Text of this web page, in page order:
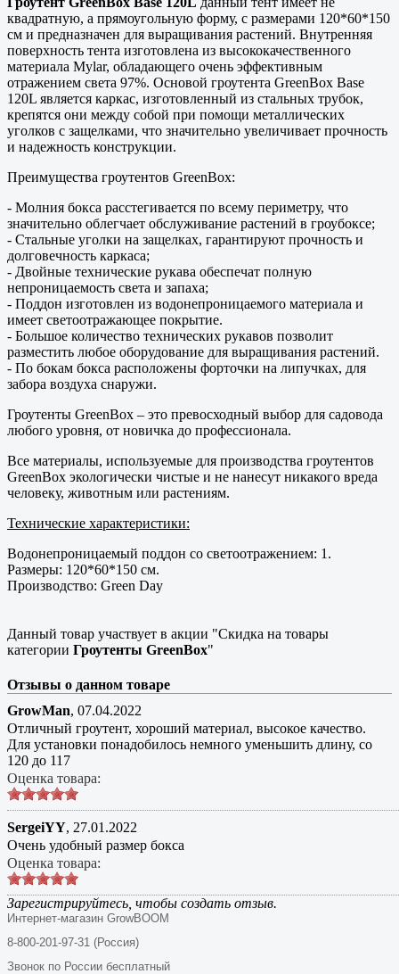
квадратную, а прямоугольную форму, с размерами 120*60*150
см и предназначен для выращивания растений. Внутренняя
поверхность тента изготовлена из высококачественного
материала Mylar, обладающего очень эффективным
отражением света 97%. Основой гроутента GreenBox Base
120L является каркас, изготовленный из стальных трубок,
крепятся они между собой при помощи металлических
уголков с защелками, что значительно увеличивает прочность
и надежность конструкции.
Преимущества гроутентов GreenBox:
- Молния бокса расстегивается по всему периметру, что
значительно облегчает обслуживание растений в гроубоксе;
- Стальные уголки на защелках, гарантируют прочность и
долговечность каркаса;
- Двойные технические рукава обеспечат полную
непроницаемость света и запаха;
- Поддон изготовлен из водонепроницаемого материала и
имеет светоотражающее покрытие.
- Большое количество технических рукавов позволит
разместить любое оборудование для выращивания растений.
- По бокам бокса расположены форточки на липучках, для
забора воздуха снаружи.
Гроутенты GreenBox – это превосходный выбор для садовода
любого уровня, от новичка до профессионала.
Все материалы, используемые для производства гроутентов
GreenBox экологически чистые и не нанесут никакого вреда
человеку, животным или растениям.
Технические характеристики:
Водонепроницаемый поддон со светоотражением: 1.
Размеры: 120*60*150 см.
Производство: Green Day
Данный товар участвует в акции "Скидка на товары
категории Гроутенты GreenBox"
Отзывы о данном товаре
GrowMan, 07.04.2022
Отличный гроутент, хороший материал, высокое качество.
Для установки понадобилось немного уменьшить длину, со
120 до 117
Оценка товара:
SergeiYY, 27.01.2022
Очень удобный размер бокса
Оценка товара:
Зарегистрируйтесь, чтобы создать отзыв.
Интернет-магазин GrowBOOM
8-800-201-97-31 (Россия)
Звонок по России бесплатный